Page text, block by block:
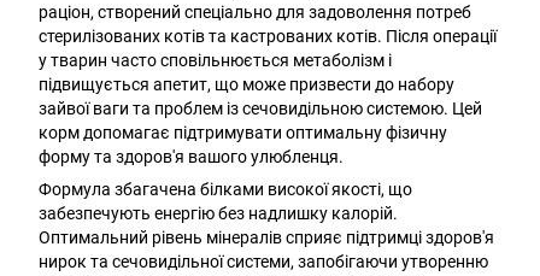
раціон, створений спеціально для задоволення потреб
стерилізованих котів та кастрованих котів. Після операції
у тварин часто сповільнюється метаболізм і
підвищується апетит, що може призвести до набору
зайвої ваги та проблем із сечовидільною системою. Цей
корм допомагає підтримувати оптимальну фізичну
форму та здоров'я вашого улюбленця.
Формула збагачена білками високої якості, що
забезпечують енергію без надлишку калорій.
Оптимальний рівень мінералів сприяє підтримці здоров'я
нирок та сечовидільної системи, запобігаючи утворенню